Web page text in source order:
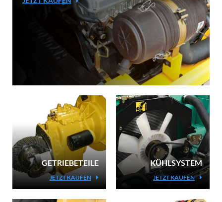
GETRIEBETEILE
JETZT KAUFEN
KÜHLSYSTEM
JETZT KAUFEN